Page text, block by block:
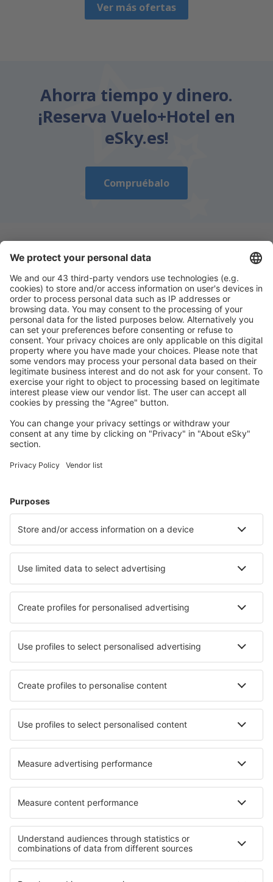
Ver más ofertas
Ahorra tiempo y dinero.
¡Reserva Vuelo+Hotel en
eSky.es!
Compruébalo
Descarga nuestra appy planifica
cómodamente tus viajes
Planifica tu viaje
Vuelos baratos
Escapadas
Vuelo+Hotel
Hoteles
Traslados
Atracciones
Eventos deportivos
Aprende más
Mejor Precio Garantizado
Aplicación móvil
Aerolíneas
Ryanair
Vueling
Iberia
Air Europa
Wizz Air
Sobre eSky
Términos y condiciones
Mis reservas
Política de privacidad
Asistencia y contacto